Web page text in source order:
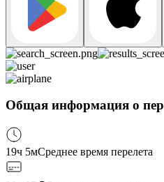
Общая информация о
19ч 5мСреднее время перелета